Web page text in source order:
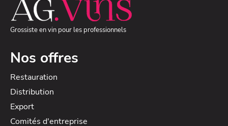
Grossiste en vin pour les professionnels
Nos offres
Restauration
Distribution
Export
Comités d'entreprise